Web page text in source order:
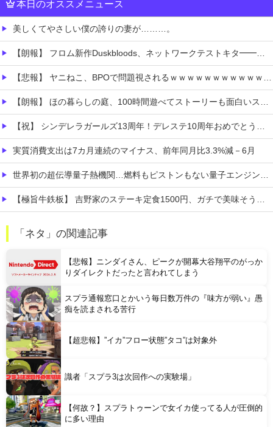
本日のオススメニュース
美しくてやさしい僕の誇りの妻が………。
【朗報】 フロム新作Duskbloods、ネットワークテストキタ━━━━(゜∀゜)━━━━!!
【悲報】 ヤニねこ、BPOで問題視されるｗｗｗｗｗｗｗｗｗｗｗｗｗ
【朗報】 ほの暮らしの庭、100時間遊べてストーリーも面白いスタバレの上位互換だとまじで好評
【祝】 シンデレラガールズ13周年！デレステ10周年おめでとう！ガチャ更新SSR八神マキノ・イベントSRイヴ、SR望月聖！
実質消費支出は7カ月連続のマイナス、前年同月比3.3%減－6月
世界初の超伝導量子熱機関…燃料もピストンもない量子エンジンが回った！
【極旨牛鉄板】 吉野家のステーキ定食1500円、ガチで美味そうｗｗｗ
Powered by livedoor 相互RSS
「ネタ」の関連記事
【悲報】ニンダイさん、ピークが開幕大谷翔平のがっか
りダイレクトだったと言われてしまう
スプラ通報窓口とかいう毎日数万件の『味方が弱い』愚
痴を読まされる苦行
【超悲報】”イカ”フロー状態”タコ”は対象外
識者「スプラ3は次回作への実験場」
【何故？】スプラトゥーンで女イカ使ってる人が圧倒的
に多い理由